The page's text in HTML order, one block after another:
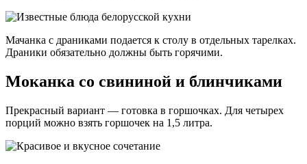
Мачанка с драниками подается к столу в отдельных тарелках.
Драники обязательно должны быть горячими.
Моканка со свининой и блинчиками
Прекрасный вариант — готовка в горшочках. Для четырех
порций можно взять горшочек на 1,5 литра.